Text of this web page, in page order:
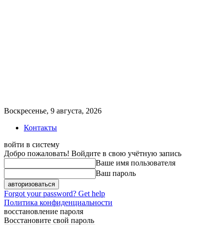
Воскресенье, 9 августа, 2026
Контакты
войти в систему
Добро пожаловать! Войдите в свою учётную запись
Ваше имя пользователя
Ваш пароль
Forgot your password? Get help
Политика конфиденциальности
восстановление пароля
Восстановите свой пароль